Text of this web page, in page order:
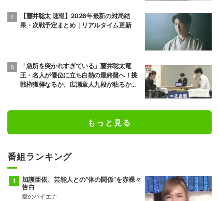
【藤井聡太 速報】2026年最新の対局結
果・次戦予定まとめ｜リアルタイム更新
「急所を突かれすぎている」藤井聡太竜
王・名人が優位に立ち白熱の最終盤へ！挑
戦権獲得なるか、広瀬章人九段が粘るか／
もっと見る
番組ランキング
加護亜依、芸能人との“体の関係”を赤裸々
告白
愛のハイエナ